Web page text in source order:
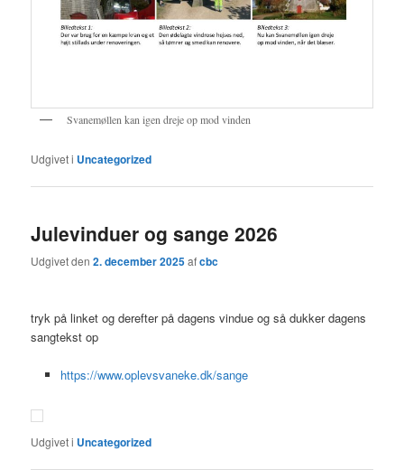
Svanemøllen kan igen dreje op mod vinden
Udgivet i Uncategorized
Julevinduer og sange 2026
Udgivet den2. december 2025afcbc
tryk på linket og derefter på dagens vindue og så dukker dagens
sangtekst op
https://www.oplevsvaneke.dk/sange
Udgivet i Uncategorized